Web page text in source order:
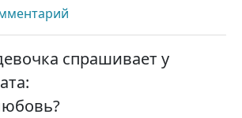
спрашивает у